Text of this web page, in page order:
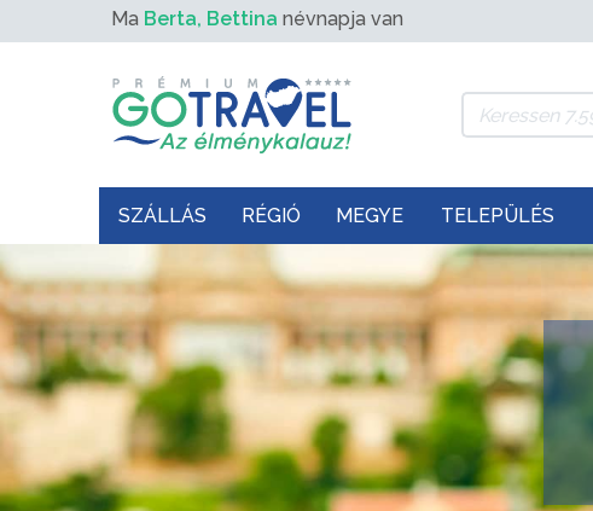
Ma Berta, Bettina névnapja van
SZÁLLÁS RÉGIÓ MEGYE TELEPÜLÉS